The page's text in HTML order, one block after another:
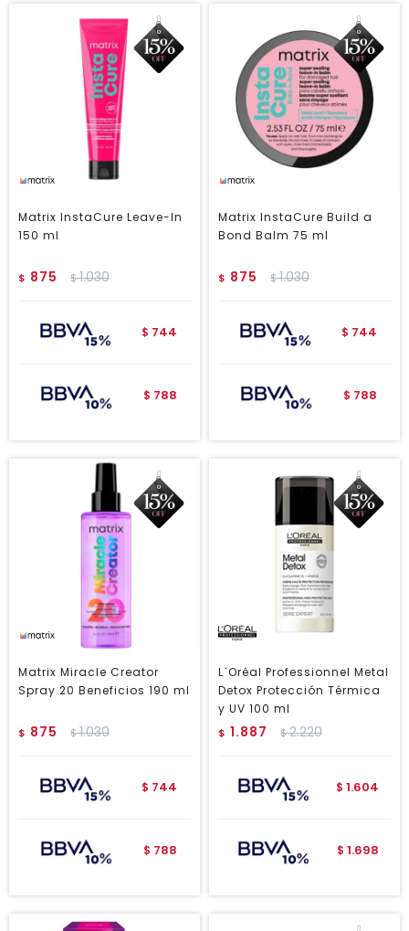
Matrix InstaCure Leave-In
150 ml
$ 875 $1.030
$ 744
$ 788
Matrix InstaCure Build a
Bond Balm 75 ml
$ 875 $1.030
$ 744
$ 788
Matrix Miracle Creator
Spray 20 Beneficios 190 ml
$ 875 $1.030
$ 744
$ 788
L´Oréal Professionnel Metal
Detox Protección Térmica
y UV 100 ml
$ 1.887 $2.220
$ 1.604
$ 1.698